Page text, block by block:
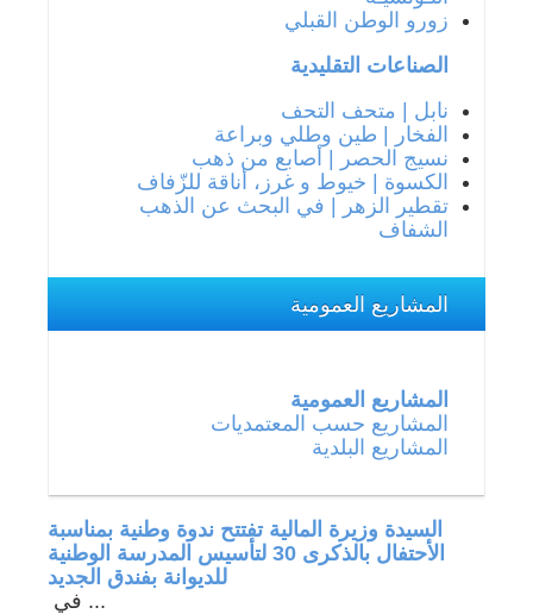
زورو الوطن القبلي
الصناعات التقليدية
نابل | متحف التحف
الفخار | طين وطلي وبراعة
نسيج الحصر | أصابع من ذهب
الكسوة | خيوط و غرز، أناقة للزّفاف
تقطير الزهر | في البحث عن الذهب
الشفاف
المشاريع العمومية
المشاريع العمومية
المشاريع حسب المعتمديات
المشاريع البلدية
السيدة وزيرة المالية تفتتح ندوة وطنية بمناسبة
الأحتفال بالذكرى 30 لتأسيس المدرسة الوطنية
للديوانة بفندق الجديد
في ...